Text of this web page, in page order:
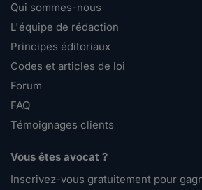
Qui sommes-nous
L'équipe de rédaction
Principes éditoriaux
Codes et articles de loi
Forum
FAQ
Témoignages clients
Vous êtes avocat ?
Inscrivez-vous gratuitement pour